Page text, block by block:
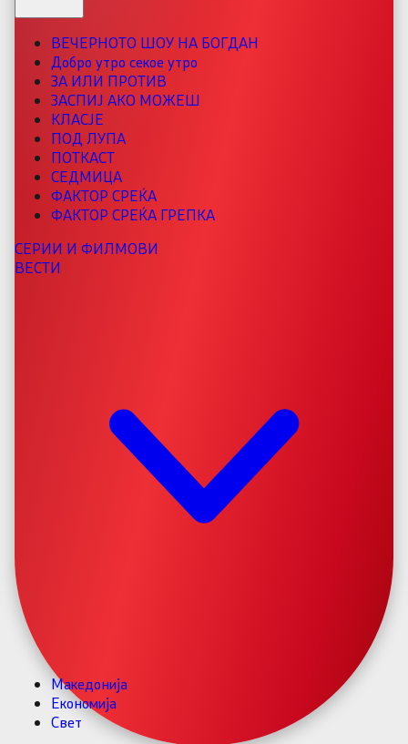
ВЕЧЕРНОТО ШОУ НА БОГДАН
Добро утро секое утро
ЗА ИЛИ ПРОТИВ
ЗАСПИЈ АКО МОЖЕШ
КЛАСЈЕ
ПОД ЛУПА
ПОТКАСТ
СЕДМИЦА
ФАКТОР СРЕЌА
ФАКТОР СРЕЌА ГРЕПКА
СЕРИИ И ФИЛМОВИ
ВЕСТИ
Македонија
Економија
Свет